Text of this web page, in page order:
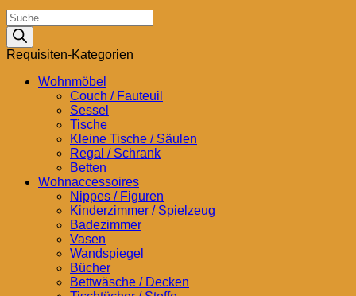
Products
search
Requisiten-Kategorien
Wohnmöbel
Couch / Fauteuil
Sessel
Tische
Kleine Tische / Säulen
Regal / Schrank
Betten
Wohnaccessoires
Nippes / Figuren
Kinderzimmer / Spielzeug
Badezimmer
Vasen
Wandspiegel
Bücher
Bettwäsche / Decken